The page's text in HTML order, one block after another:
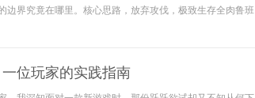
边界究竟在哪里。核心思路，放弃攻伐，极致生存全肉鲁班
位玩家的实践指南